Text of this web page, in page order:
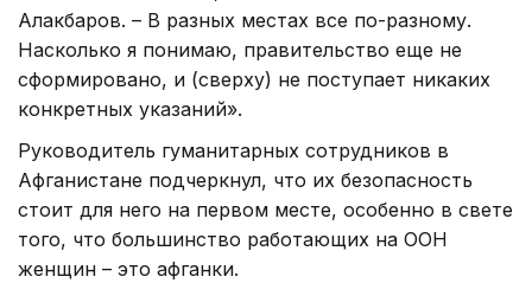
Алакбаров. – В разных местах все по-разному.
Насколько я понимаю, правительство еще не
сформировано, и (сверху) не поступает никаких
конкретных указаний».
Руководитель гуманитарных сотрудников в
Афганистане подчеркнул, что их безопасность
стоит для него на первом месте, особенно в свете
того, что большинство работающих на ООН
женщин – это афганки.